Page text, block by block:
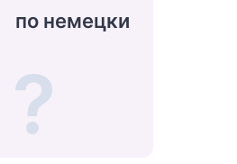
по немецки